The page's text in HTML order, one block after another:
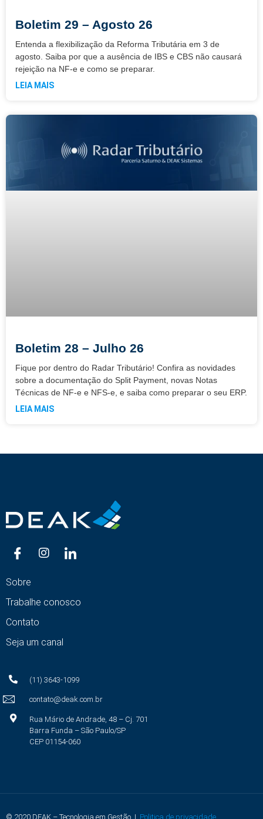
Boletim 29 – Agosto 26
Entenda a flexibilização da Reforma Tributária em 3 de
agosto. Saiba por que a ausência de IBS e CBS não causará
rejeição na NF-e e como se preparar.
LEIA MAIS
Boletim 28 – Julho 26
Fique por dentro do Radar Tributário! Confira as novidades
sobre a documentação do Split Payment, novas Notas
Técnicas de NF-e e NFS-e, e saiba como preparar o seu ERP.
LEIA MAIS
Sobre
Trabalhe conosco
Contato
Seja um canal
(11) 3643-1099
contato@deak.com.br
Rua Mário de Andrade, 48 – Cj. 701
Barra Funda – São Paulo/SP
CEP 01154-060
© 2020 DEAK – Tecnologia em Gestão | Politica de privacidade